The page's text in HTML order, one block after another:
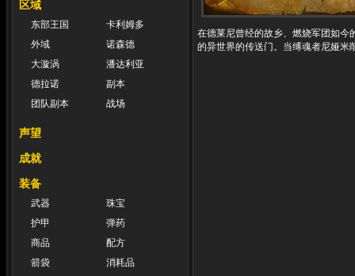
区域
东部王国
卡利姆多
外域
诺森德
大漩涡
潘达利亚
德拉诺
副本
团队副本
战场
声望
成就
装备
武器
珠宝
护甲
弹药
商品
配方
箭袋
消耗品
在德莱尼曾经的故乡、燃烧军团如今
的异世界的传送门。当缚魂者尼娅米